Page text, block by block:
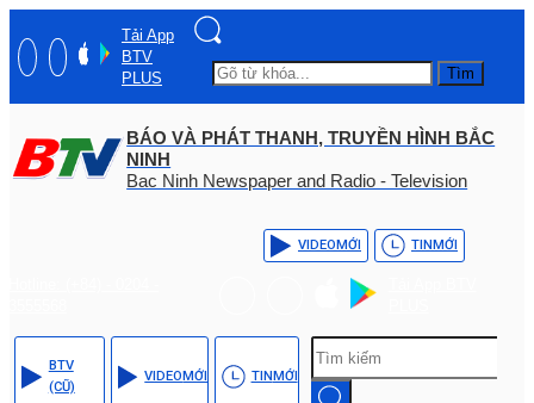
Tải App
BTV
PLUS
Tìm
BÁO VÀ PHÁT THANH, TRUYỀN HÌNH BẮC
NINH
Bac Ninh Newspaper and Radio - Television
VIDEOMỚI TINMỚI
BTV
(CŨ)
VIDEOMỚI TINMỚI